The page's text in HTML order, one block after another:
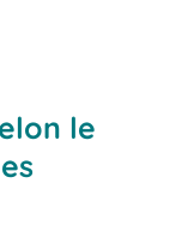
le